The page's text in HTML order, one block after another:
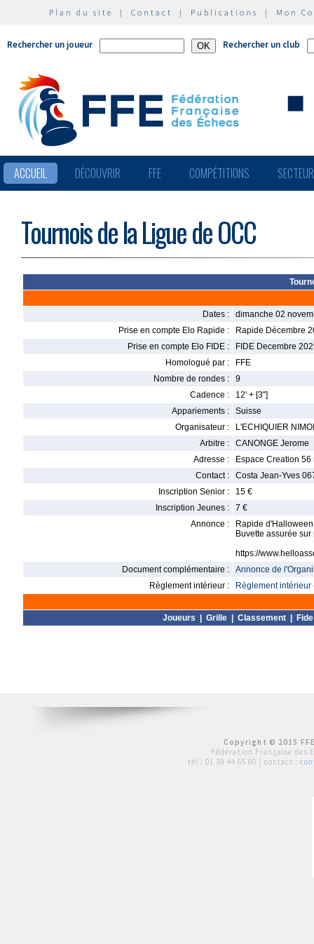
Plan du site | Contact | Publications | Mon
Rechercher un joueur Rechercher un club
ACCUEIL DÉCOUVRIR FFE COMPÉTITIONS
Tournois de la Ligue de OCC
Dates :
dimanche 02
Prise en compte Elo Rapide :
Rapide Décembre
Prise en compte Elo FIDE :
FIDE Decembre
Homologué par :
FFE
Nombre de rondes :
9
Cadence :
12' + [3'']
Appariements :
Suisse
Organisateur :
L'ECHIQUIER
Arbitre :
CANONGE Jerome
Adresse :
Espace Creation
Contact :
Costa Jean-Yves
Inscription Senior :
15 €
Inscription Jeunes :
7 €
Annonce :
Rapide
Buvette assurée
https://
Document complémentaire :
Annonce de
Règlement intérieur :
Règlement intérieur
Joueurs Grille Classement Fide
Copyright © 2015
Fédération Française des
tél : 01 39 44 65 80 | contact :